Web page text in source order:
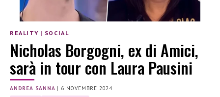
REALITY | SOCIAL
Nicholas Borgogni, ex di Amici,
sarà in tour con Laura Pausini
ANDREA SANNA | 6 NOVEMBRE 2024